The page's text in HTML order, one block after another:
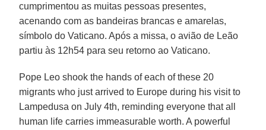
cumprimentou as muitas pessoas presentes,
acenando com as bandeiras brancas e amarelas,
símbolo do Vaticano. Após a missa, o avião de Leão
partiu às 12h54 para seu retorno ao Vaticano.
Pope Leo shook the hands of each of these 20
migrants who just arrived to Europe during his visit to
Lampedusa on July 4th, reminding everyone that all
human life carries immeasurable worth. A powerful